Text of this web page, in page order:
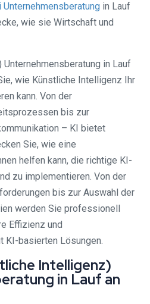
Unternehmensberatung in Lauf
wie sie Wirtschaft und
in Lauf
wie Künstliche Intelligenz Ihr
kann. Von der
bis zur
– KI bietet
Sie, wie eine
helfen kann, die richtige KI-
zu implementieren. Von der
bis zur Auswahl der
werden Sie professionell
Effizienz und
basierten Lösungen.
Intelligenz)
in Lauf an